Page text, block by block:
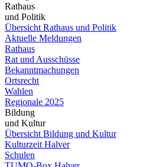
Rathaus
und Politik
Übersicht Rathaus und Politik
Aktuelle Meldungen
Rathaus
Rat und Ausschüsse
Bekanntmachungen
Ortsrecht
Wahlen
Regionale 2025
Bildung
und Kultur
Übersicht Bildung und Kultur
Kulturzeit Halver
Schulen